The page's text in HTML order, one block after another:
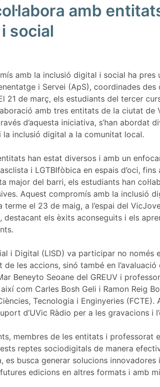
amb
social
amb la inclusió digital i social ha pres
i Servei (ApS), coordinades des
21 de març, els estudiants del tercer
amb tres entitats de la ciutat de
d’aquesta iniciativa, s’han abordat
la inclusió digital a la comunitat local.
han estat diversos i amb un
i LGTBIfòbica en espais d’oci,
major del barri, els estudiants han
Aquest compromís amb la inclusió
el 23 de maig, a l’espai del
destacant els èxits aconseguits i els
i Digital (LISD) va participar no només
les accions, sinó també en l’avaluació
Beneyto Seoane del GREUV i
com Carles Bosh Geli i Ramon Reig
Tecnologia i Enginyeries
d’UVic Ràdio per a les gravacions i
membres de les entitats i professorat
reptes sociodigitals de manera
es busca generar solucions
edicions en altres formats i amb